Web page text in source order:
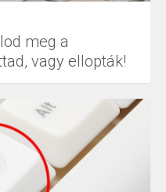
meg a
vagy ellopták!